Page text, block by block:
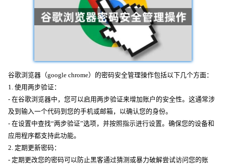
谷歌浏览器（google chrome）的密码安全管理操作包括以下几个方面：
1. 使用两步验证：
- 在谷歌浏览器中，您可以启用两步验证来增加账户的安全性。这通常涉
及到输入一个代码到您的手机或邮箱，以确认您的身份。
- 在设置中查找“两步验证”选项，并按照指示进行设置。确保您的设备和
应用程序都支持此功能。
2. 定期更新密码：
- 定期更改您的密码可以防止黑客通过猜测或暴力破解尝试访问您的账